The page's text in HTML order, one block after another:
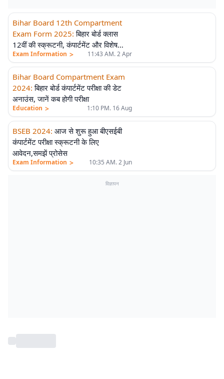
Bihar Board 12th Compartment
Exam Form 2025: बिहार बोर्ड क्लास
12वीं की स्क्रूटनी, कंपार्टमेंट और विशेष
परीक्षा के लिए रजिस्ट्रेशन शुरू, इस तारीख
तक करें आवेदन
Exam Information > 11:43 AM. 2 Apr
Bihar Board Compartment Exam
2024: बिहार बोर्ड कंपार्टमेंट परीक्षा की डेट
अनाउंस, जानें कब होगी परीक्षा
Education > 1:10 PM. 16 Aug
BSEB 2024: आज से शुरू हुआ बीएसईबी
कंपार्टमेंट परीक्षा स्क्रूटनी के लिए
आवेदन,समझें प्रोसेस
Exam Information > 10:35 AM. 2 Jun
विज्ञापन